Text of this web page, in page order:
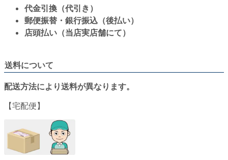
代金引換（代引き）
郵便振替・銀行振込（後払い）
店頭払い（当店実店舗にて）
送料について
配送方法により送料が異なります。
【宅配便】